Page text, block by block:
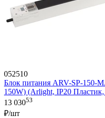
052510
Блок питания ARV-SP-150-
150W) (Arlight, IP20 Пластик,
13 03053
₽/шт